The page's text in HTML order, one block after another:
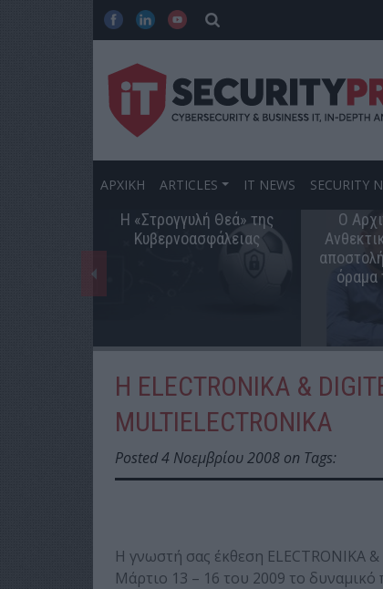
ΑΡΧΙΚΗ ARTICLES IT NEWS SECURITY
Η «Στρογγυλή Θεά» της
Κυβερνοασφάλειας
Ο
όραμα
Η ELECTRONIKA &
MULTIELECTRONIKA
Posted 4 Νοεμβρίου 2008 on Tags:
Η γνωστή σας έκθεση ELECTRONIKA
Μάρτιο 13 – 16 του 2009 το